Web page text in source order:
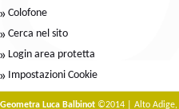
Colofone
Cerca nel sito
Login area protetta
Impostazioni Cookie
Geometra Luca Balbinot ©2014 | Alto Adige,